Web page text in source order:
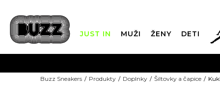
JUST IN MUŽI ŽENY DETI
DOPRAVA
Buzz Sneakers Produkty Doplnky Šiltovky a čapice